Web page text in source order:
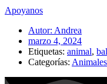
Apoyanos
Autor: Andrea
marzo 4, 2024
Etiquetas: animal,
Categorías: